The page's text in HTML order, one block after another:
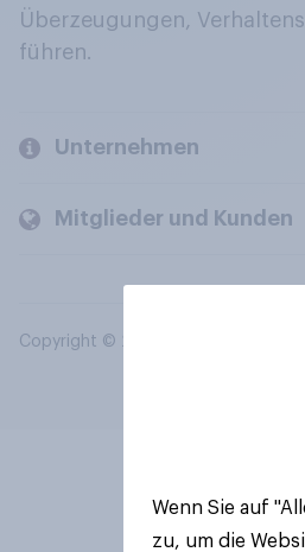
Überzeugungen,
führen.
Unternehmen
Mitglieder und Kunden
Copyright © 2026 YouGov PLC. Alle
Wenn Sie auf
zu, um die